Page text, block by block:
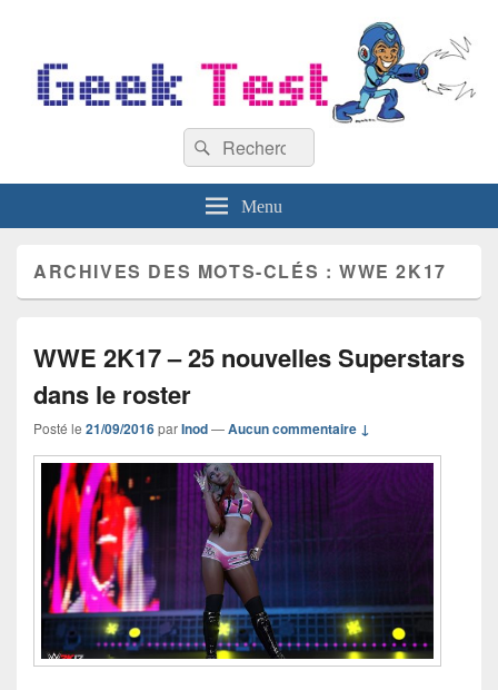
Recherche :
Rechercher
Menu
ARCHIVES DES MOTS-CLÉS :WWE 2K17
WWE 2K17 – 25 nouvelles Superstars
dans le roster
Posté le 21/09/2016parInod—Aucun commentaire ↓